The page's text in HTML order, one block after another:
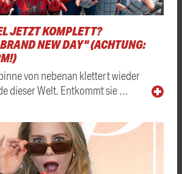
JETZT KOMPLETT?
NEW DAY" (ACHTUNG:
von nebenan klettert wieder
dieser Welt. Entkommt sie …